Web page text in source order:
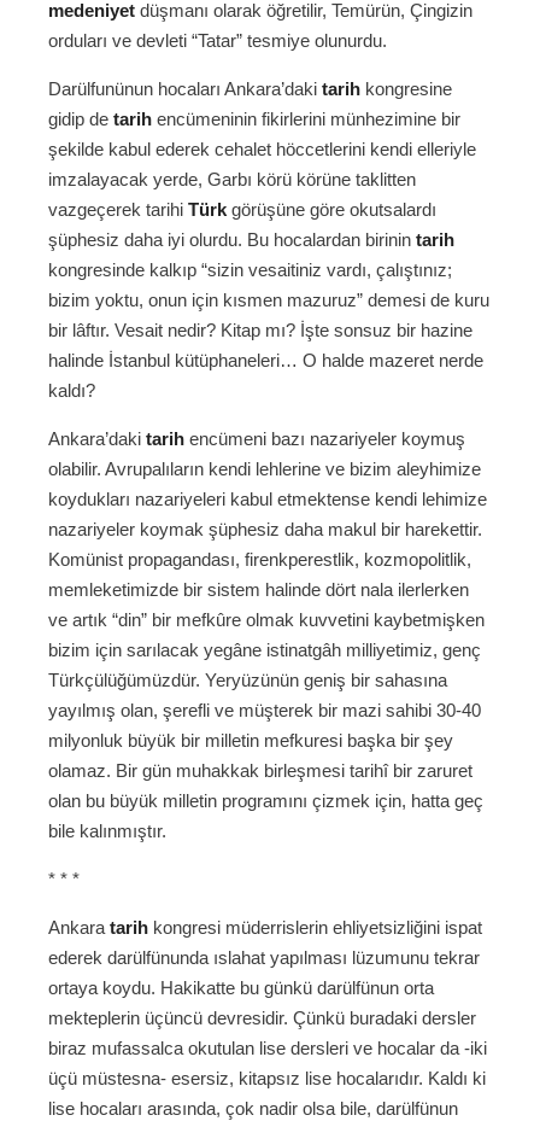
medeniyet düşmanı olarak öğretilir, Temürün, Çingizin
orduları ve devleti “Tatar” tesmiye olunurdu.
Darülfunünun hocaları Ankara’daki tarih kongresine
gidip de tarih encümeninin fikirlerini münhezimine bir
şekilde kabul ederek cehalet höccetlerini kendi elleriyle
imzalayacak yerde, Garbı körü körüne taklitten
vazgeçerek tarihi Türk görüşüne göre okutsalardı
şüphesiz daha iyi olurdu. Bu hocalardan birinin tarih
kongresinde kalkıp “sizin vesaitiniz vardı, çalıştınız;
bizim yoktu, onun için kısmen mazuruz” demesi de kuru
bir lâftır. Vesait nedir? Kitap mı? İşte sonsuz bir hazine
halinde İstanbul kütüphaneleri… O halde mazeret nerde
kaldı?
Ankara’daki tarih encümeni bazı nazariyeler koymuş
olabilir. Avrupalıların kendi lehlerine ve bizim aleyhimize
koydukları nazariyeleri kabul etmektense kendi lehimize
nazariyeler koymak şüphesiz daha makul bir harekettir.
Komünist propagandası, firenkperestlik, kozmopolitlik,
memleketimizde bir sistem halinde dört nala ilerlerken
ve artık “din” bir mefkûre olmak kuvvetini kaybetmişken
bizim için sarılacak yegâne istinatgâh milliyetimiz, genç
Türkçülüğümüzdür. Yeryüzünün geniş bir sahasına
yayılmış olan, şerefli ve müşterek bir mazi sahibi 30-40
milyonluk büyük bir milletin mefkuresi başka bir şey
olamaz. Bir gün muhakkak birleşmesi tarihî bir zaruret
olan bu büyük milletin programını çizmek için, hatta geç
bile kalınmıştır.
* * *
Ankara tarih kongresi müderrislerin ehliyetsizliğini ispat
ederek darülfünunda ıslahat yapılması lüzumunu tekrar
ortaya koydu. Hakikatte bu günkü darülfünun orta
mekteplerin üçüncü devresidir. Çünkü buradaki dersler
biraz mufassalca okutulan lise dersleri ve hocalar da -iki
üçü müstesna- esersiz, kitapsız lise hocalarıdır. Kaldı ki
lise hocaları arasında, çok nadir olsa bile, darülfünun